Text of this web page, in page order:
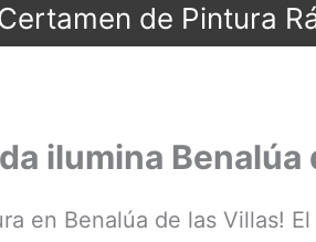
de Pintura
ilumina Benalúa
en Benalúa de las Villas!